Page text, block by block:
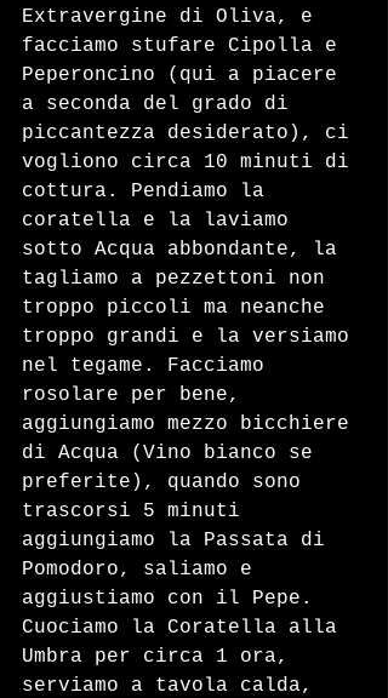
Extravergine di Oliva, e
facciamo stufare Cipolla e
Peperoncino (qui a piacere
a seconda del grado di
piccantezza desiderato), ci
vogliono circa 10 minuti di
cottura. Pendiamo la
coratella e la laviamo
sotto Acqua abbondante, la
tagliamo a pezzettoni non
troppo piccoli ma neanche
troppo grandi e la versiamo
nel tegame. Facciamo
rosolare per bene,
aggiungiamo mezzo bicchiere
di Acqua (Vino bianco se
preferite), quando sono
trascorsi 5 minuti
aggiungiamo la Passata di
Pomodoro, saliamo e
aggiustiamo con il Pepe.
Cuociamo la Coratella alla
Umbra per circa 1 ora,
serviamo a tavola calda,